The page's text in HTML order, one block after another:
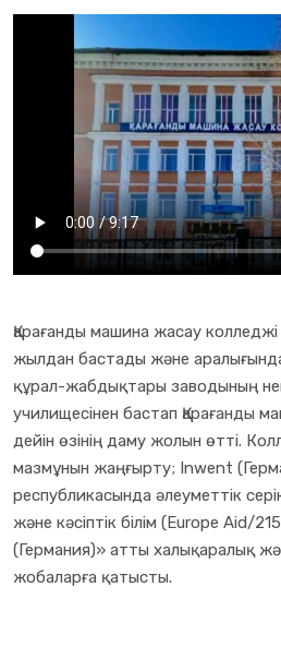
Қарағанды машина жасау колледжі
жылдан бастады және
құрал-жабдықтары заводының
училищесінен бастап Қарағанды
дейін өзінің даму жолын өтті.
мазмұнын жаңғырту; Inwent
республикасында әлеуметтік
және кәсіптік білім (Europe Aid/
(Германия)» атты халықаралық
жобаларға қатысты.